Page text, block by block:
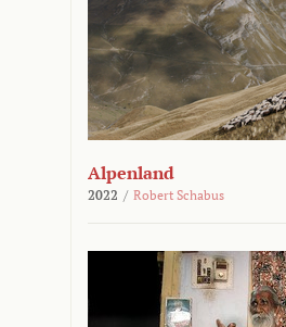
Alpenland
2022 / Robert Schabus